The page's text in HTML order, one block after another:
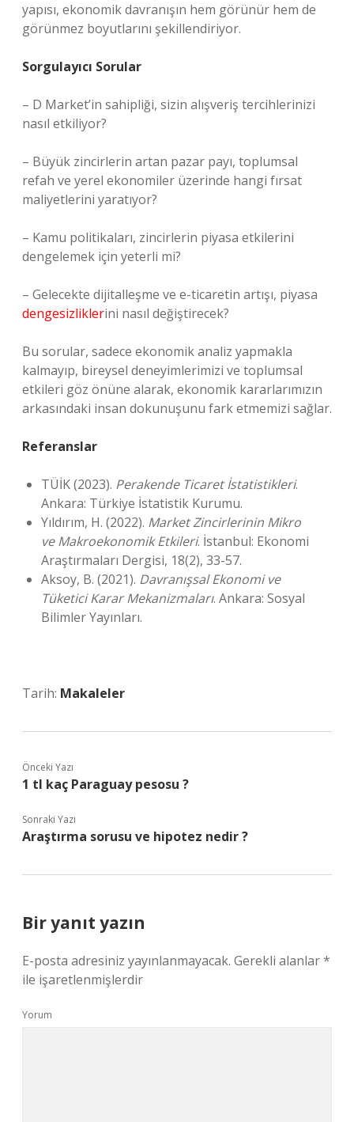
yapısı, ekonomik davranışın hem görünür hem de
görünmez boyutlarını şekillendiriyor.
Sorgulayıcı Sorular
– D Market’in sahipliği, sizin alışveriş tercihlerinizi
nasıl etkiliyor?
– Büyük zincirlerin artan pazar payı, toplumsal
refah ve yerel ekonomiler üzerinde hangi fırsat
maliyetlerini yaratıyor?
– Kamu politikaları, zincirlerin piyasa etkilerini
dengelemek için yeterli mi?
– Gelecekte dijitalleşme ve e-ticaretin artışı, piyasa
dengesizliklerini nasıl değiştirecek?
Bu sorular, sadece ekonomik analiz yapmakla
kalmayıp, bireysel deneyimlerimizi ve toplumsal
etkileri göz önüne alarak, ekonomik kararlarımızın
arkasındaki insan dokunuşunu fark etmemizi sağlar.
Referanslar
TÜİK (2023). Perakende Ticaret İstatistikleri.
Ankara: Türkiye İstatistik Kurumu.
Yıldırım, H. (2022). Market Zincirlerinin Mikro
ve Makroekonomik Etkileri. İstanbul: Ekonomi
Araştırmaları Dergisi, 18(2), 33-57.
Aksoy, B. (2021). Davranışsal Ekonomi ve
Tüketici Karar Mekanizmaları. Ankara: Sosyal
Bilimler Yayınları.
Tarih: Makaleler
Önceki Yazı
1 tl kaç Paraguay pesosu ?
Sonraki Yazı
Araştırma sorusu ve hipotez nedir ?
Bir yanıt yazın
E-posta adresiniz yayınlanmayacak. Gerekli alanlar*
ile işaretlenmişlerdir
Yorum